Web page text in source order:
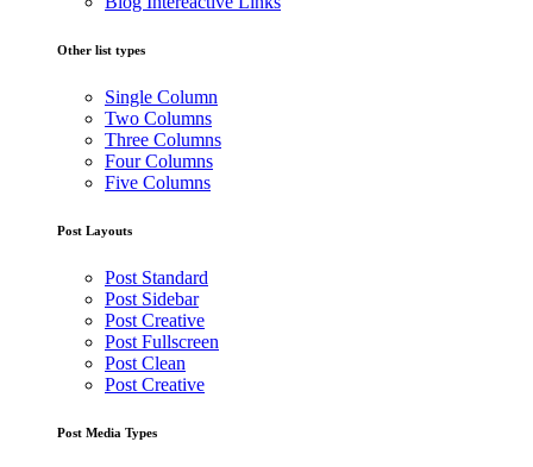
Other list types
Single Column
Two Columns
Three Columns
Four Columns
Five Columns
Post Layouts
Post Standard
Post Sidebar
Post Creative
Post Fullscreen
Post Clean
Post Creative
Post Media Types